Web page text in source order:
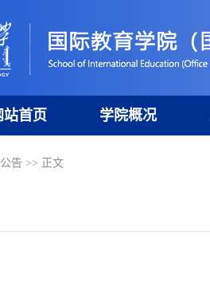
站首页 学院概况
公告 >> 正文